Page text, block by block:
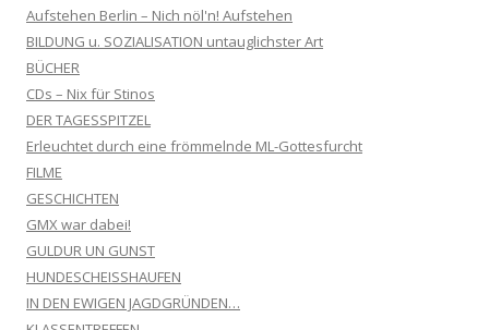
Aufstehen Berlin – Nich nöl'n! Aufstehen
BILDUNG u. SOZIALISATION untauglichster Art
BÜCHER
CDs – Nix für Stinos
DER TAGESSPITZEL
Erleuchtet durch eine frömmelnde ML-Gottesfurcht
FILME
GESCHICHTEN
GMX war dabei!
GULDUR UN GUNST
HUNDESCHEISSHAUFEN
IN DEN EWIGEN JAGDGRÜNDEN…